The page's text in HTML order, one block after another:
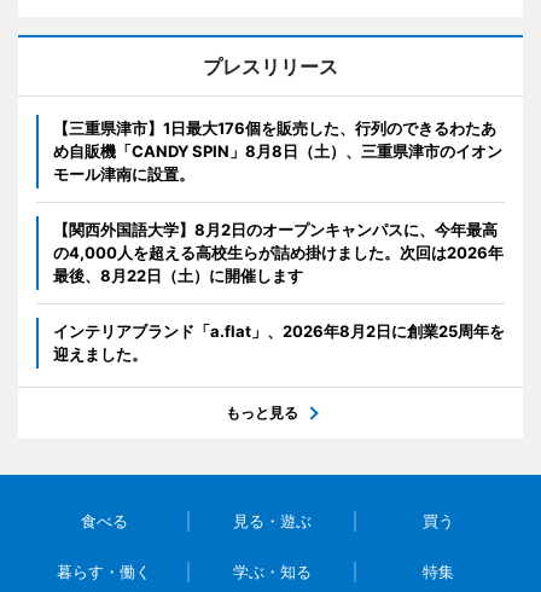
プレスリリース
【三重県津市】1日最大176個を販売した、行列のできるわたあ
め自販機「CANDY SPIN」8月8日（土）、三重県津市のイオン
モール津南に設置。
【関西外国語大学】8月2日のオープンキャンパスに、今年最高
の4,000人を超える高校生らが詰め掛けました。次回は2026年
最後、8月22日（土）に開催します
インテリアブランド「a.flat」、2026年8月2日に創業25周年を
迎えました。
もっと見る
食べる 見る・遊ぶ 買う
暮らす・働く 学ぶ・知る 特集